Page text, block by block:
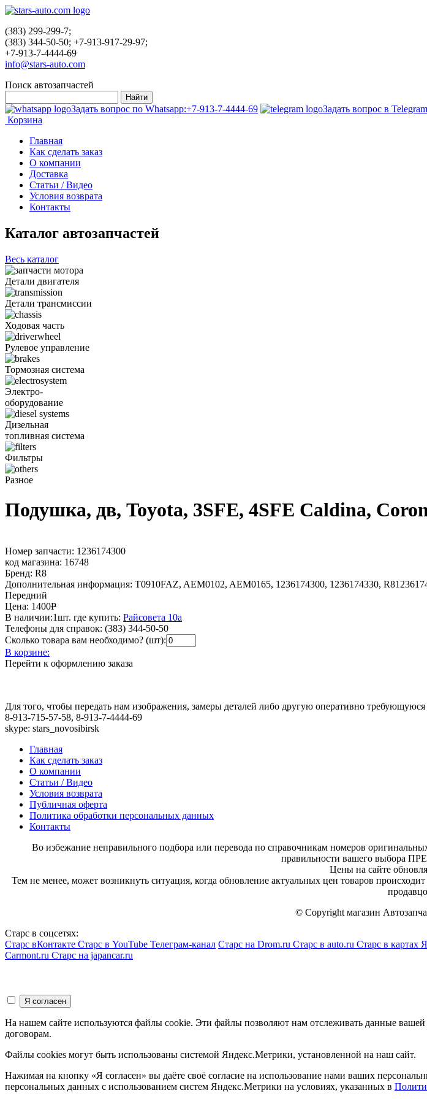
(383) 299-299-7;
(383) 344-50-50; +7-913-917-29-97;
+7-913-7-4444-69
info@stars-auto.com
Поиск автозапчастей
Задать вопрос по Whatsapp:+7-913-7-4444-69 Задать вопрос в
Корзина
Главная
Как сделать заказ
О компании
Доставка
Статьи / Видео
Условия возврата
Контакты
Каталог автозапчастей
Весь каталог
Детали двигателя
Детали трансмиссии
Ходовая часть
Рулевое управление
Тормозная система
Электро-
оборудование
Дизельная
топливная система
Фильтры
Разное
Подушка, дв, Toyota, 3SFE, 4SFE Caldina,
Номер запчасти: 1236174300
код магазина: 16748
Бренд: R8
Дополнительная информация: T0910FAZ, AEM0102, AEM0165, 1236174300, 1236174330,
Передний
Цена: 1400Р
В наличии:1шт. где купить: Райсовета 10а
Телефоны для справок: (383) 344-50-50
Сколько товара вам необходимо? (шт):
В корзине:
Перейти к оформлению заказа
Для того, чтобы передать нам изображения, замеры деталей либо другую оперативно
8-913-715-57-58, 8-913-7-4444-69
skype: stars_novosibirsk
Главная
Как сделать заказ
О компании
Статьи / Видео
Условия возврата
Публичная оферта
Политика обработки персональных данных
Контакты
Во избежание неправильного подбора или перевода по справочникам номеров
правильности вашего выбора
Цены на сайте
Тем не менее, может возникнуть ситуация, когда обновление актуальных цен товаров
© Copyright магазин
Старс в соцсетях:
Старс вКонтакте Старс в YouTube Телеграм-канал Старс на Drom.ru Старс в auto.ru Старс в картах
Carmont.ru Старс на japancar.ru
На нашем сайте используются файлы cookie. Эти файлы позволяют нам отслеживать данные
договорам.
Файлы cookies могут быть использованы системой Яндекс.Метрики, установленной на наш сайт.
Нажимая на кнопку «Я согласен» вы даёте своё согласие на использование нами ваших
персональных данных с использованием систем Яндекс.Метрики на условиях, указанных в